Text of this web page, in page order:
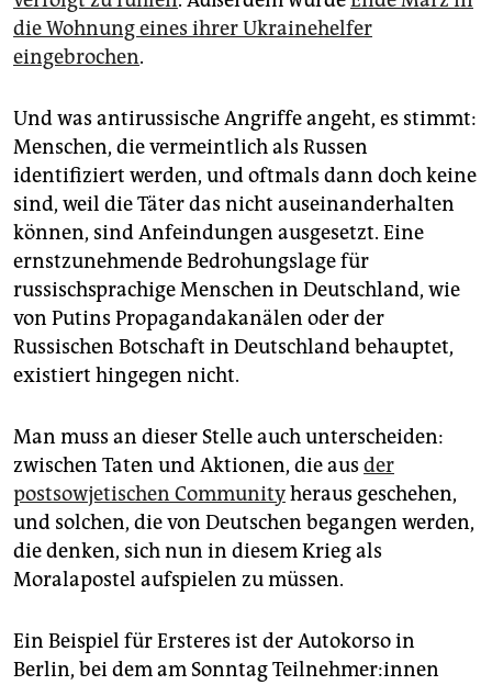
die Wohnung eines ihrer Ukrainehelfer
eingebrochen.
Und was antirussische Angriffe angeht, es stimmt:
Menschen, die vermeintlich als Russen
identifiziert werden, und oftmals dann doch keine
sind, weil die Täter das nicht auseinanderhalten
können, sind Anfeindungen ausgesetzt. Eine
ernstzunehmende Bedrohungslage für
russischsprachige Menschen in Deutschland, wie
von Putins Propagandakanälen oder der
Russischen Botschaft in Deutschland behauptet,
existiert hingegen nicht.
Man muss an dieser Stelle auch unterscheiden:
zwischen Taten und Aktionen, die aus der
postsowjetischen Communityheraus geschehen,
und solchen, die von Deutschen begangen werden,
die denken, sich nun in diesem Krieg als
Moralapostel aufspielen zu müssen.
Ein Beispiel für Ersteres ist der Autokorso in
Berlin, bei dem am Sonntag Teil­neh­me­r:in­nen